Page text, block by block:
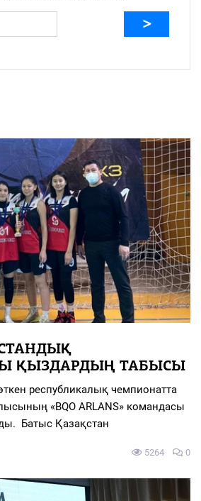
ҚЫЗДАРДЫҢ ТАБЫСЫ
республикалық чемпионатта
«BQO ARLANS» командасы
Батыс Қазақстан
5264 0